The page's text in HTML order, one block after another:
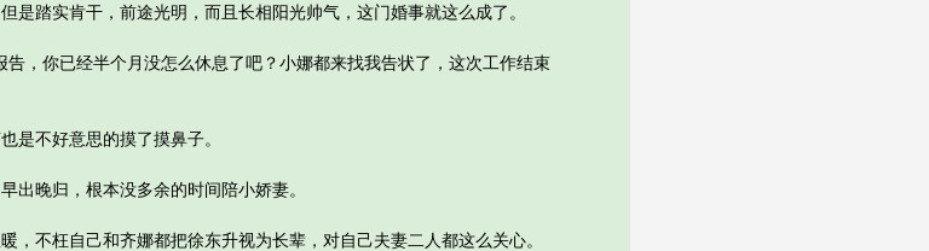
踏实肯干，前途光明，而且长相阳光帅气，这门婚事就这么成了。
，你已经半个月没怎么休息了吧？小娜都来找我告状了，这次工作结束
不好意思的摸了摸鼻子。
晚归，根本没多余的时间陪小娇妻。
不枉自己和齐娜都把徐东升视为长辈，对自己夫妻二人都这么关心。